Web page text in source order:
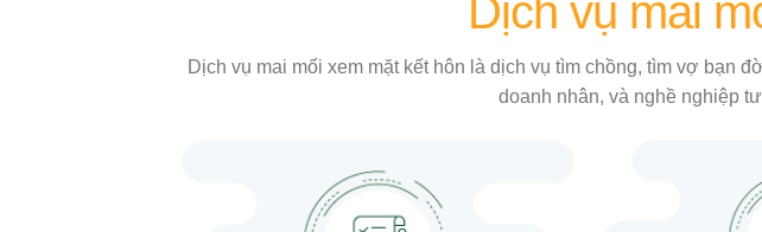
Dịch vụ mai
Dịch vụ mai mối xem mặt kết hôn là dịch vụ tìm chồng, tìm vợ bạn
doanh nhân, và nghề nghiệp